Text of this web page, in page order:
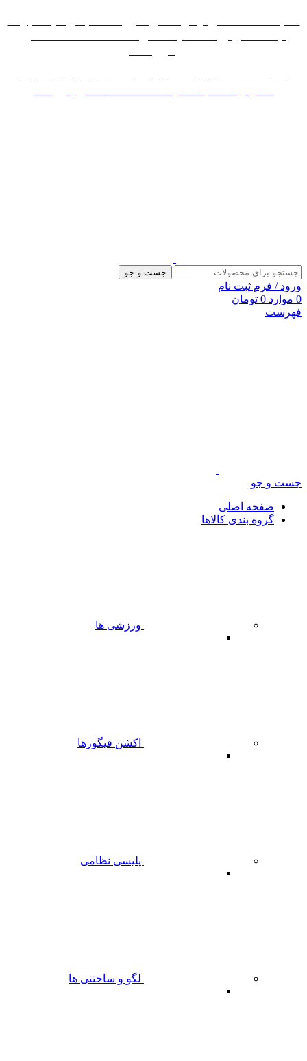
جست و جو
ورود / فرم ثبت نام
0 موارد 0 تومان
فهرست
جست و جو
صفحه اصلی
گروه بندی کالاها
ورزشی ها
اکشن فیگورها
پلیسی نظامی
لگو و ساختنی ها